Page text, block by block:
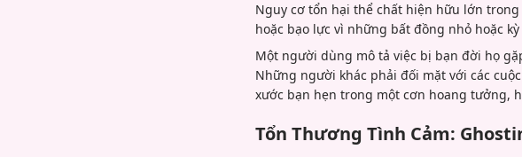
Nguy cơ tổn hại thể chất hiện hữu lớn
hoặc bạo lực vì những bất đồng nhỏ hoặc
Một người dùng mô tả việc bị bạn đời họ
Những người khác phải đối mặt với các
xước bạn hẹn trong một cơn hoang tưởng,
Tổn Thương Tình Cảm: